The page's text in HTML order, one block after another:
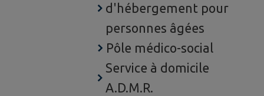
d'hébergement pour
personnes âgées
Pôle médico-social
Service à domicile
A.D.M.R.